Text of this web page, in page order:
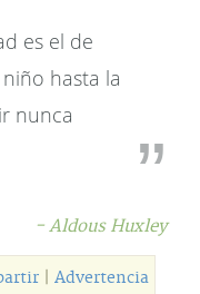
es el de
hasta la
nunca
- Aldous Huxley
| Advertencia